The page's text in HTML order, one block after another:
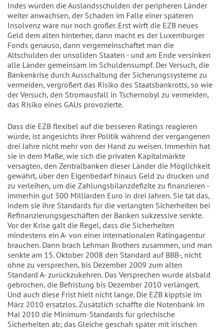
Indes würden die Auslandsschulden der peripheren Länder
weiter anwachsen, der Schaden im Falle einer späteren
Insolvenz wäre nur noch größer. Erst wirft die EZB neues
Geld dem alten hinterher, dann macht es der Luxemburger
Fonds genauso, dann vergemeinschaftet man die
Altschulden der unsoliden Staaten - und am Ende versinken
alle Länder gemeinsam im Schuldensumpf. Der Versuch, die
Bankenkrise durch Ausschaltung der Sicherungssysteme zu
vermeiden, vergrößert das Risiko des Staatsbankrotts, so wie
der Versuch, den Stromausfall in Tschernobyl zu vermeiden,
das Risiko eines GAUs provozierte.
Dass die EZB flexibel auf die besseren Ratings reagieren
würde, ist angesichts ihrer Politik während der vergangenen
drei Jahre nicht mehr von der Hand zu weisen. Immerhin hat
sie in dem Maße, wie sich die privaten Kapitalmärkte
versagten, den Zentralbanken dieser Länder die Möglichkeit
gewährt, über den Eigenbedarf hinaus Geld zu drucken und
zu verleihen, um die Zahlungsbilanzdefizite zu finanzieren -
immerhin gut 300 Milliarden Euro in drei Jahren. Sie tat das,
indem sie ihre Standards für die verlangten Sicherheiten bei
Refinanzierungsgeschäften der Banken sukzessive senkte.
Vor der Krise galt die Regel, dass die Sicherheiten
mindestens ein A- von einer internationalen Ratingagentur
brauchen. Dann brach Lehman Brothers zusammen, und man
senkte am 15. Oktober 2008 den Standard auf BBB-, nicht
ohne zu versprechen, bis Dezember 2009 zum alten
Standard A- zurückzukehren. Das Versprechen wurde alsbald
gebrochen, die Befristung bis Dezember 2010 verlängert.
Und auch diese Frist hielt nicht lange. Die EZB kipptsie im
März 2010 ersatzlos. Zusätzlich schaffte die Notenbank im
Mai 2010 die Minimum-Standards für griechische
Sicherheiten ab; das Gleiche geschah später mit irischen